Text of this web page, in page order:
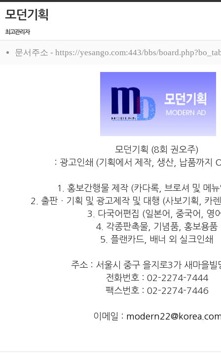
모던기획
최고관리자
문서주소 - https://yesango.com:443/bbs/
모던기획 (8회 권오주)
: 광고인쇄 (기획에서 제작, 생산, 납품까
1. 홍보간행물 제작 (카다록, 브로셔 및 메
2. 출판ㆍ기획 및 광고제작 및 대행 (사보기획, 카
3. 다국어편집 (일본어, 중국어, 영
4. 각종판촉물, 기념품, 홍보용품
5. 플랜카드, 배너 외 실크인쇄
주소 : 서울시 중구 을지로3가 새마을
전화번호 : 02-2274-7444
팩스번호 : 02-2274-7446
이메일 :